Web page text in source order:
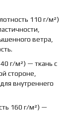
110 г/м²)
ветра,
г/м²) — ткань с
стороне,
внутреннего
160 г/м²) —